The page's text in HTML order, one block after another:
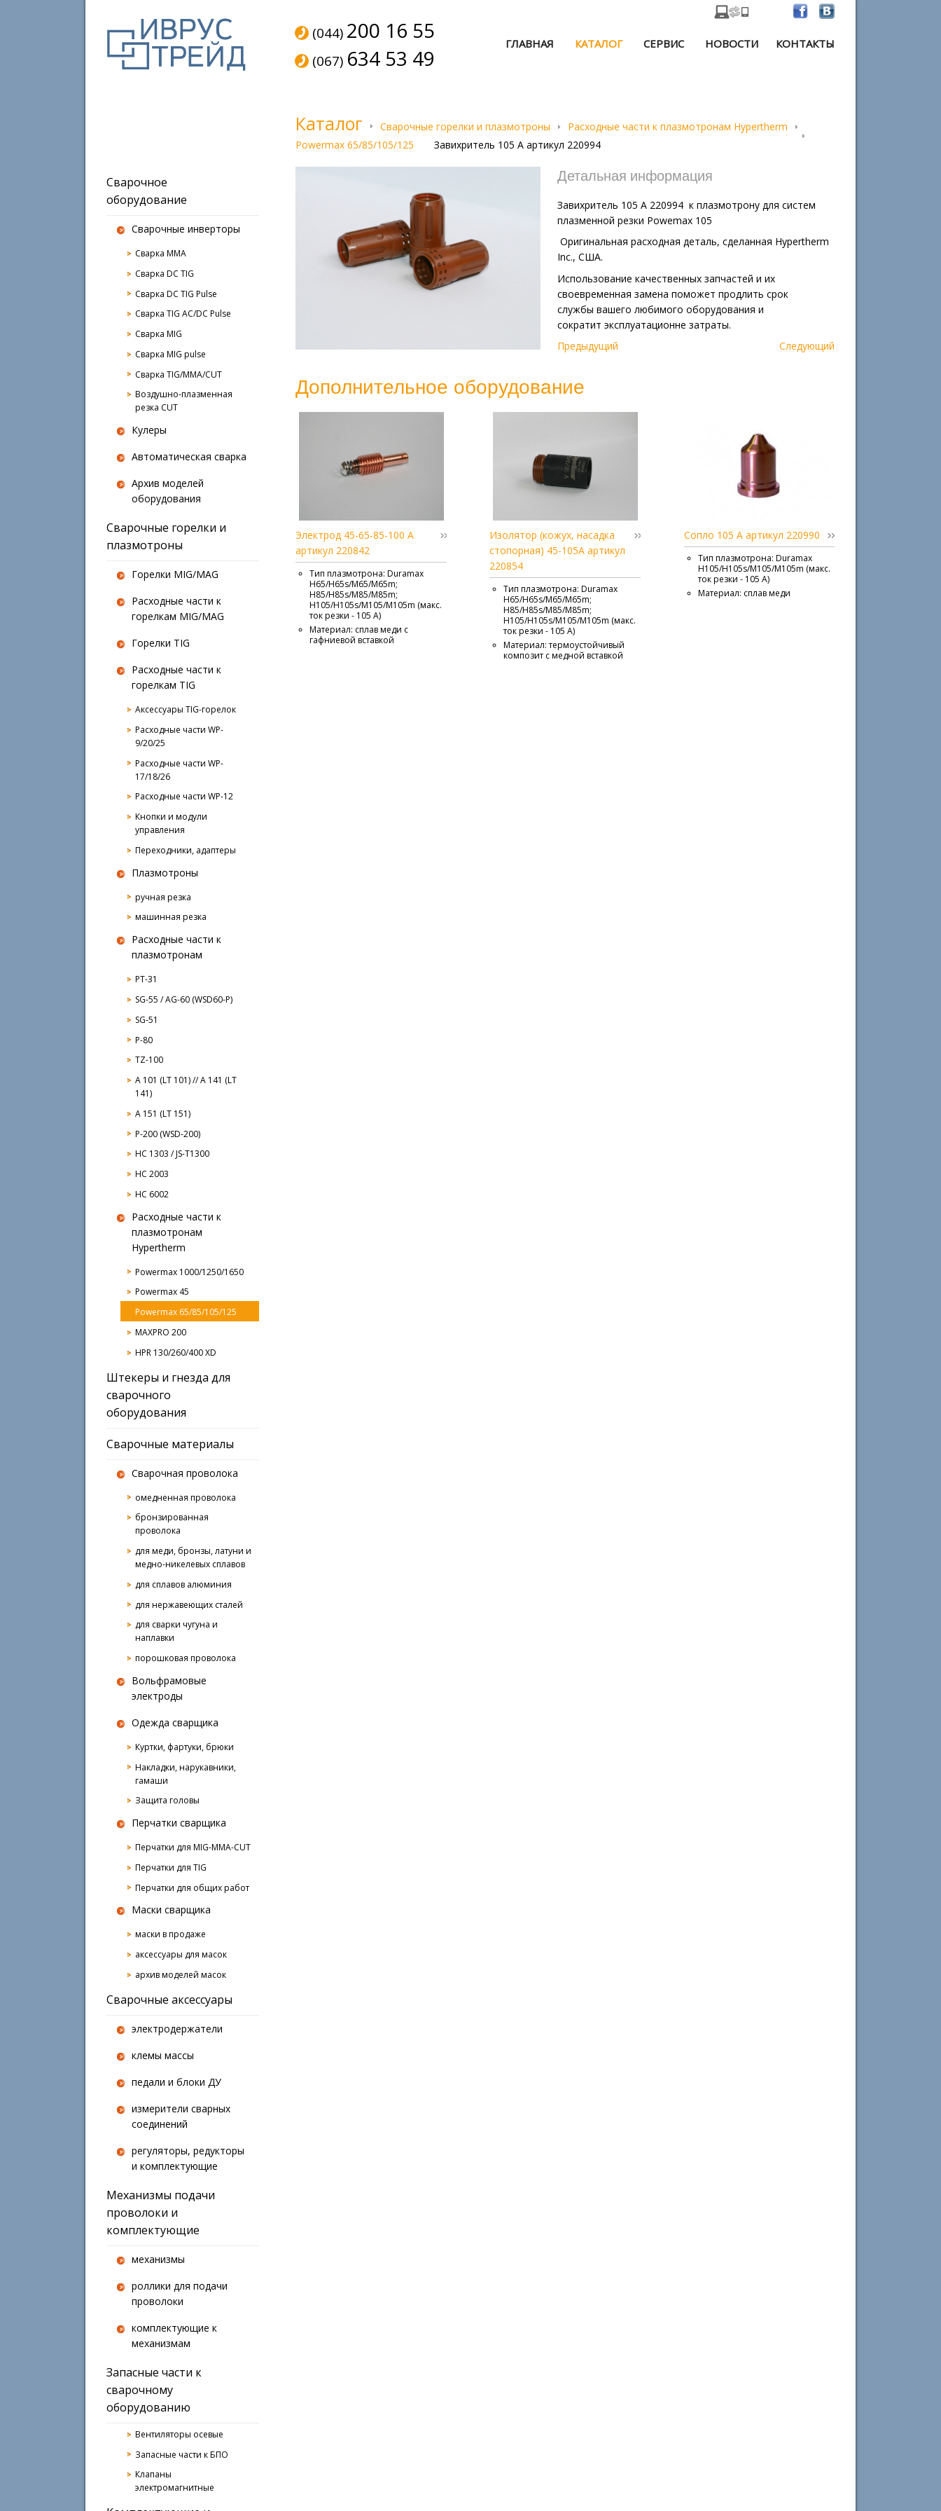
(044) 200 16 55
(067) 634 53 49
ГЛАВНАЯ КАТАЛОГ СЕРВИС НОВОСТИ КОНТАКТЫ
Каталог Сварочные горелки и плазмотроны
Расходные части к плазмотронам Hypertherm
Powermax 65/85/105/125
Завихритель 105 А артикул 220994
Сварочное
оборудование
Сварочные инверторы
Сварка MMA
Сварка DC TIG
Сварка DC TIG Pulse
Сварка TIG AC/DC Pulse
Сварка MIG
Сварка MIG pulse
Сварка TIG/MMA/CUT
Воздушно-плазменная
резка CUT
Кулеры
Автоматическая сварка
Архив моделей
оборудования
Сварочные горелки и
плазмотроны
Горелки MIG/MAG
Расходные части к
горелкам MIG/MAG
Горелки TIG
Расходные части к
горелкам TIG
Аксессуары TIG-горелок
Расходные части WP-
9/20/25
Расходные части WP-
17/18/26
Расходные части WP-12
Кнопки и модули
управления
Переходники, адаптеры
Плазмотроны
ручная резка
машинная резка
Расходные части к
плазмотронам
PT-31
SG-55 / AG-60 (WSD60-P)
SG-51
P-80
TZ-100
A 101 (LT 101) // A 141 (LT
141)
A 151 (LT 151)
P-200 (WSD-200)
HC 1303 / JS-T1300
HC 2003
HC 6002
Расходные части к
плазмотронам
Hypertherm
Powermax 1000/1250/1650
Powermax 45
Powermax 65/85/105/125
MAXPRO 200
HPR 130/260/400 XD
Штекеры и гнезда для
сварочного
оборудования
Сварочные материалы
Сварочная проволока
омедненная проволока
бронзированная
проволока
для меди, бронзы, латуни и
медно-никелевых сплавов
для сплавов алюминия
для нержавеющих сталей
для сварки чугуна и
наплавки
порошковая проволока
Вольфрамовые
электроды
Одежда сварщика
Куртки, фартуки, брюки
Накладки, нарукавники,
гамаши
Защита головы
Перчатки сварщика
Перчатки для MIG-MMA-CUT
Перчатки для TIG
Перчатки для общих работ
Маски сварщика
маски в продаже
аксессуары для масок
архив моделей масок
Сварочные аксессуары
электродержатели
клемы массы
педали и блоки ДУ
измерители сварных
соединений
регуляторы, редукторы
и комплектующие
Механизмы подачи
проволоки и
комплектующие
механизмы
роллики для подачи
проволоки
комплектующие к
механизмам
Запасные части к
сварочному
оборудованию
Вентиляторы осевые
Запасные части к БПО
Клапаны
электромагнитные
Детальная информация
Завихритель 105 А 220994 к плазмотрону для систем
плазменной резки Powemax 105
Оригинальная расходная деталь, сделанная Hypertherm
Inc., США.
Использование качественных запчастей и их
своевременная замена поможет продлить срок
службы вашего любимого оборудования и
сократит эксплуатационне затраты.
Предыдущий
Следующий
Дополнительное оборудование
Электрод 45-65-85-100 А
артикул 220842
Тип плазмотрона: Duramax
H65/H65s/M65/M65m;
H85/H85s/M85/M85m;
H105/H105s/M105/M105m (макс.
ток резки - 105 А)
Материал: сплав меди c
гафниевой вставкой
Изолятор (кожух, насадка
стопорная) 45-105А артикул
220854
Тип плазмотрона: Duramax
H65/H65s/M65/M65m;
H85/H85s/M85/M85m;
H105/H105s/M105/M105m (макс.
ток резки - 105 А)
Материал: термоустойчивый
композит с медной вставкой
Сопло 105 А артикул 220990
Тип плазмотрона: Duramax
H105/H105s/M105/M105m (макс.
ток резки - 105 А)
Материал: сплав меди